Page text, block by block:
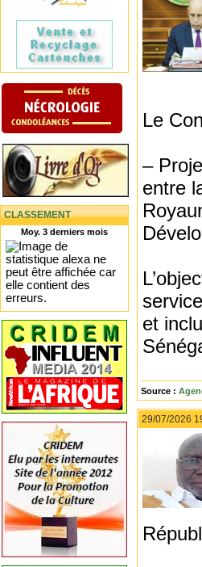
CLASSEMENT
Moy. 3 derniers mois
Le
–
entre
et
Source :
29/07/2026